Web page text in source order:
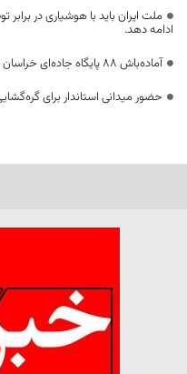
ملت ایران باید با هوشیاری در
ادامه دهد.
آماده‌باش ۸۸ پایگاه جاده‌ای خراسان جنوبی برای خدمت به زائران اربعین
حضور میدانی استاندار برای گره‌گشایی از راه ۹